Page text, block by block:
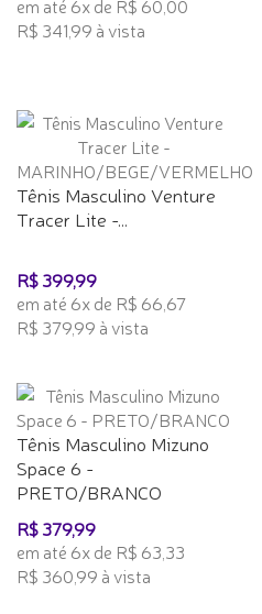
em até 6x de R$ 60,00
R$ 341,99 à vista
Tênis Masculino Venture
Tracer Lite -...
R$ 399,99
em até 6x de R$ 66,67
R$ 379,99 à vista
Tênis Masculino Mizuno
Space 6 -
PRETO/BRANCO
R$ 379,99
em até 6x de R$ 63,33
R$ 360,99 à vista